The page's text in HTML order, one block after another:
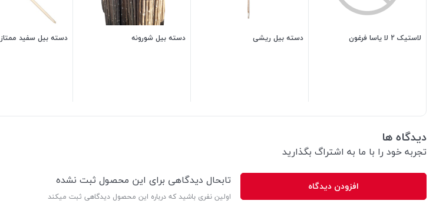
لاستیک 2 لا یاسا فرغون دسته بیل ریشی دسته بیل شورونه دسته بیل سفید ممتاز
دیدگاه ها
تجربه خود را با ما به اشتراگ بگذارید
افزودن دیدگاه تابحال دیدگاهی برای این محصول ثبت نشده
اولین نفری باشید که درباره این محصول دیدگاهی ثبت میکند